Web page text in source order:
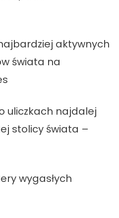
aktywnych
świata na
uliczkach najdalej
stolicy świata –
wygasłych